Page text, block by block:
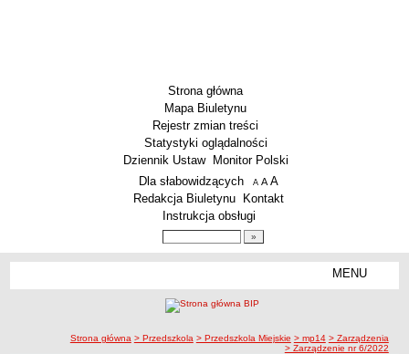
Strona główna
Mapa Biuletynu
Rejestr zmian treści
Statystyki oglądalności
Dziennik Ustaw
Monitor Polski
Menu dodatkowe
Dla słabowidzących A pomniejsz czcionkę
A standardowy rozmiar czcionki
A
Redakcja Biuletynu
Kontakt
Instrukcja obsługi
MENU
ścieżka nawigacji
Strona główna > Przedszkola > Przedszkola Miejskie > mp14 > Zarządzenia
> Zarządzenie nr 6/2022